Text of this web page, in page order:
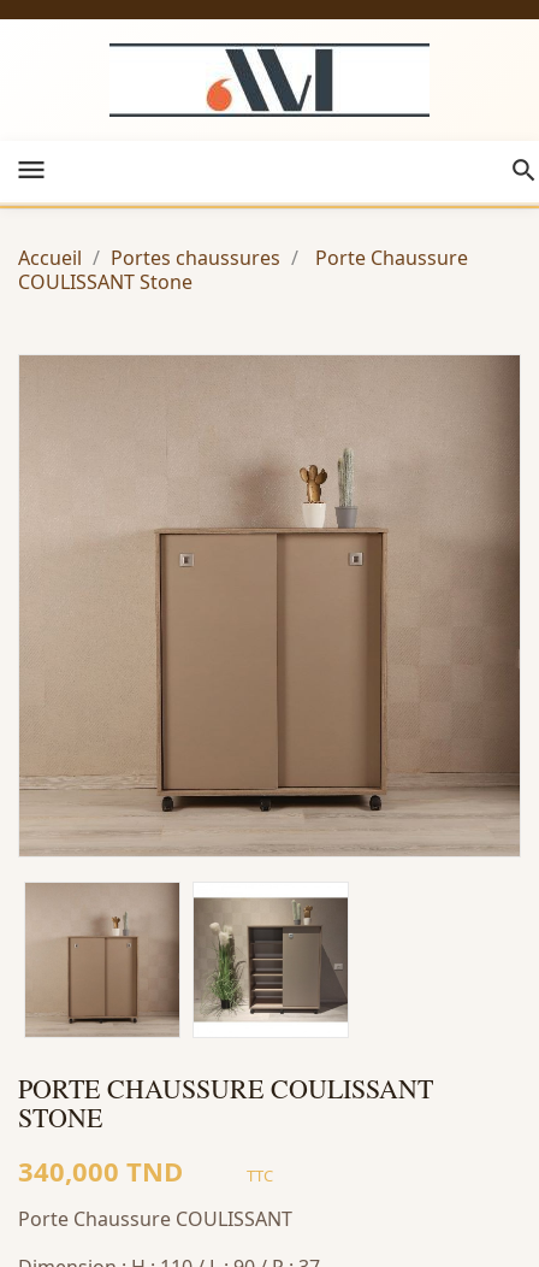
menu
Accueil Portes chaussures
Porte Chaussure
COULISSANT Stone
PORTE CHAUSSURE COULISSANT
STONE
340,000 TND TTC
Porte Chaussure COULISSANT